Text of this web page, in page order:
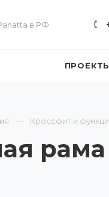
в РФ
Кроссфит и
рама